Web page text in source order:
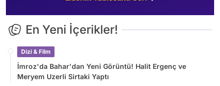
En Yeni İçerikler!
Dizi & Film
İmroz'da Bahar'dan Yeni Görüntü! Halit Ergenç ve
Meryem Uzerli Sirtaki Yaptı